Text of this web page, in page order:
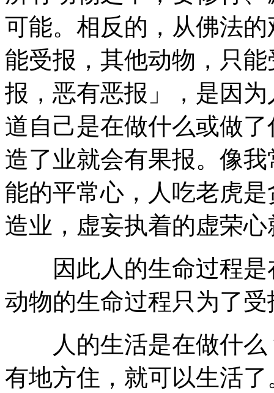
可能。相反的，从佛法
能受报，其他动物，只
报，恶有恶报」，是因
道自己是在做什么或做
造了业就会有果报。像
能的平常心，人吃老虎
造业，虚妄执着的虚荣
因此人的生命过程是
动物的生命过程只为了受
人的生活是在做什么
有地方住，就可以生活